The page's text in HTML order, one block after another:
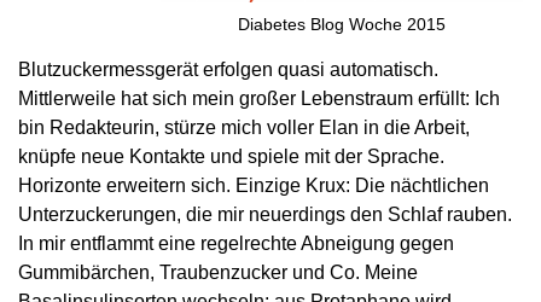
Diabetes Blog Woche 2015
Blutzuckermessgerät erfolgen quasi automatisch.
Mittlerweile hat sich mein großer Lebenstraum erfüllt: Ich
bin Redakteurin, stürze mich voller Elan in die Arbeit,
knüpfe neue Kontakte und spiele mit der Sprache.
Horizonte erweitern sich. Einzige Krux: Die nächtlichen
Unterzuckerungen, die mir neuerdings den Schlaf rauben.
In mir entflammt eine regelrechte Abneigung gegen
Gummibärchen, Traubenzucker und Co. Meine